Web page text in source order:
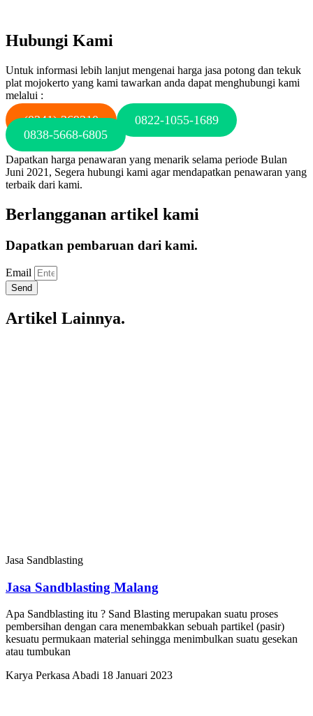
Hubungi Kami
Untuk informasi lebih lanjut mengenai harga jasa potong dan tekuk
plat mojokerto yang kami tawarkan anda dapat menghubungi kami
melalui :
(0341) 369310
0822-1055-1689
0838-5668-6805
Dapatkan harga penawaran yang menarik selama periode Bulan
Juni 2021, Segera hubungi kami agar mendapatkan penawaran yang
terbaik dari kami.
Berlangganan artikel kami
Dapatkan pembaruan dari kami.
Email
Send
Artikel Lainnya.
Jasa Sandblasting
Jasa Sandblasting Malang
Apa Sandblasting itu ? Sand Blasting merupakan suatu proses
pembersihan dengan cara menembakkan sebuah partikel (pasir)
kesuatu permukaan material sehingga menimbulkan suatu gesekan
atau tumbukan
Karya Perkasa Abadi 18 Januari 2023